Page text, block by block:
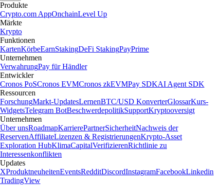
Produkte
Crypto.com AppOnchainLevel Up
Märkte
Krypto
Funktionen
KartenKörbeEarnStakingDeFi StakingPayPrime
Unternehmen
VerwahrungPay für Händler
Entwickler
Cronos PoSCronos EVMCronos zkEVMPay SDKAI Agent SDK
Ressourcen
ForschungMarkt-UpdatesLernenBTC/USD KonverterGlossarKurs-
WidgetsTelegram BotBeschwerdepolitikSupportKryptooversigt
Unternehmen
Über unsRoadmapKarrierePartnerSicherheitNachweis der
ReservenAffiliateLizenzen & RegistrierungenKrypto-Asset
Exploration HubKlimaCapitalVerifizierenRichtlinie zu
Interessenkonflikten
Updates
XProduktneuheitenEventsRedditDiscordInstagramFacebookLinkedin
TradingView